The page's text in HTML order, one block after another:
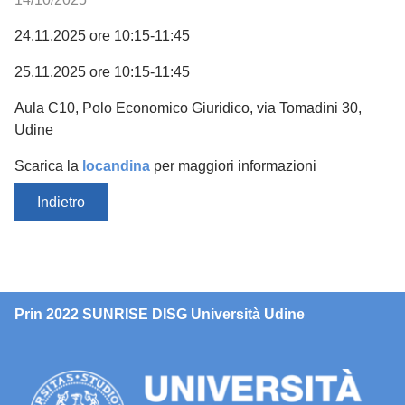
24.11.2025 ore 10:15-11:45
25.11.2025 ore 10:15-11:45
Aula C10, Polo Economico Giuridico, via Tomadini 30,
Udine
Scarica la locandina per maggiori informazioni
Indietro
Prin 2022 SUNRISE DISG Università Udine